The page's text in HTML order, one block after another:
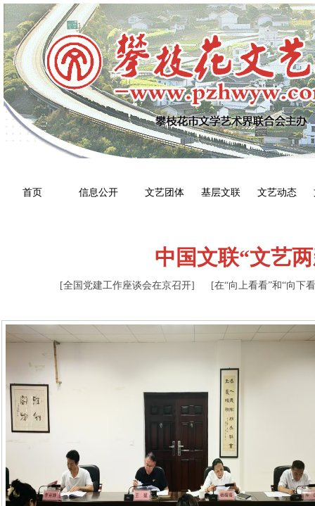
首页 信息公开 文艺团体 基层文联 文艺动态
中国文联“文艺
[全国党建工作座谈会在京召开] [在“向上看看”和“向下